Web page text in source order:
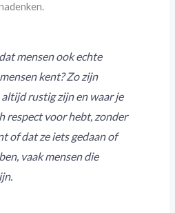
mensen ook echte
kent? Zo zijn
altijd rustig zijn en waar je
respect voor hebt, zonder
of dat ze iets gedaan of
vaak mensen die